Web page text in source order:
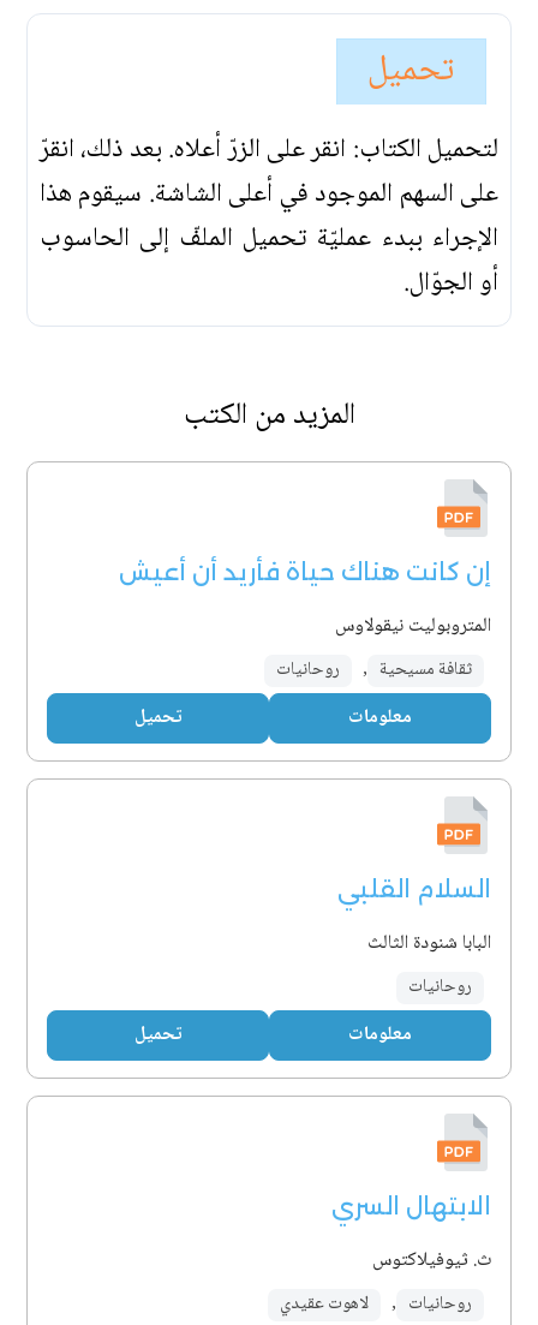
تحميل
لتحميل الكتاب: انقر على الزرّ أعلاه. بعد ذلك، انقرّ
على السهم الموجود في أعلى الشاشة. سيقوم هذا
الإجراء ببدء عمليّة تحميل الملفّ إلى الحاسوب
أو الجوّال.
المزيد من الكتب
إن كانت هناك حياة فأريد أن أعيش
المتروبوليت نيقولاوس
ثقافة مسيحية , روحانيات
معلومات تحميل
السلام القلبي
البابا شنودة الثالث
روحانيات
معلومات تحميل
الابتهال السري
ث. ثيوفيلاكتوس
روحانيات , لاهوت عقيدي